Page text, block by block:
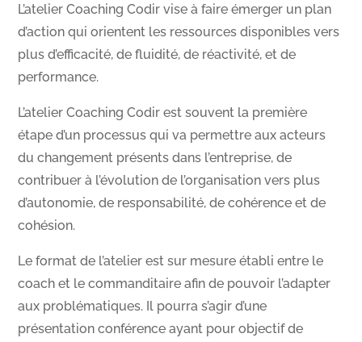
L’atelier Coaching Codir vise à faire émerger un plan
d’action qui orientent les ressources disponibles vers
plus d’efficacité, de fluidité, de réactivité, et de
performance.
L’atelier Coaching Codir est souvent la première
étape d’un processus qui va permettre aux acteurs
du changement présents dans l’entreprise, de
contribuer à l’évolution de l’organisation vers plus
d’autonomie, de responsabilité, de cohérence et de
cohésion.
Le format de l’atelier est sur mesure établi entre le
coach et le commanditaire afin de pouvoir l’adapter
aux problématiques. Il pourra s’agir d’une
présentation conférence ayant pour objectif de